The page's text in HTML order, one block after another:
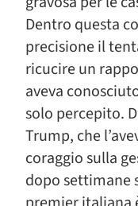
Dentro questa
precisione il
ricucire un
aveva
solo percepito.
Trump, che
coraggio sulla
dopo settimane